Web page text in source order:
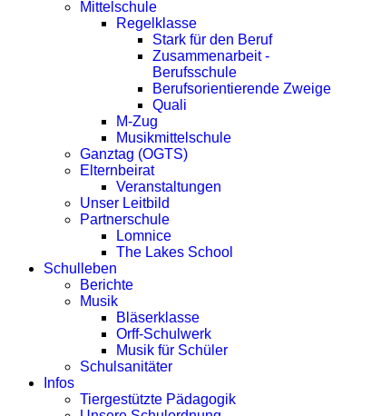
Mittelschule
Regelklasse
Stark für den Beruf
Zusammenarbeit -
Berufsschule
Berufsorientierende Zweige
Quali
M-Zug
Musikmittelschule
Ganztag (OGTS)
Elternbeirat
Veranstaltungen
Unser Leitbild
Partnerschule
Lomnice
The Lakes School
Schulleben
Berichte
Musik
Bläserklasse
Orff-Schulwerk
Musik für Schüler
Schulsanitäter
Infos
Tiergestützte Pädagogik